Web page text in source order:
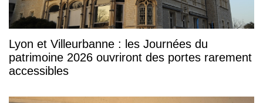
Lyon et Villeurbanne : les Journées du
patrimoine 2026 ouvriront des portes rarement
accessibles